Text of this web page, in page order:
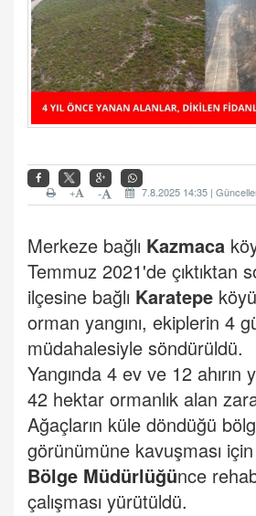
7.8.2025 14:35 |
-
+
Merkeze bağlı Kazmaca
Temmuz 2021'de çıktıktan
ilçesine bağlı Karatepe
orman yangını, ekiplerin 4
müdahalesiyle söndürüldü.
Yangında 4 ev ve 12 ahırın
42 hektar ormanlık alan
Ağaçların küle döndüğü
görünümüne kavuşması için
Bölge Müdürlüğünce
çalışması yürütüldü.